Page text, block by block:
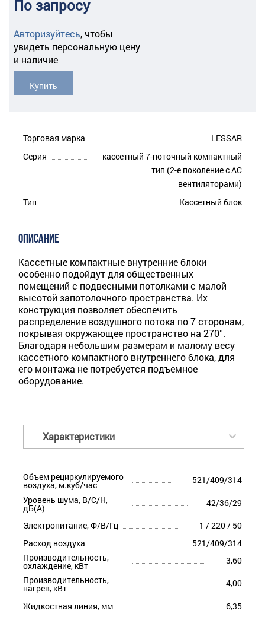
По запросу
Авторизуйтесь, чтобы
увидеть персональную цену
и наличие
Купить
Торговая марка
LESSAR
Серия
кассетный 7-поточный компактный
тип (2-е поколение с AC
вентиляторами)
Тип
Кассетный блок
ОПИСАНИЕ
Кассетные компактные внутренние блоки
особенно подойдут для общественных
помещений с подвесными потолками с малой
высотой запотолочного пространства. Их
конструкция позволяет обеспечить
распределение воздушного потока по 7 сторонам,
покрывая окружающее пространство на 270°.
Благодаря небольшим размерам и малому весу
кассетного компактного внутреннего блока, для
его монтажа не потребуется подъемное
оборудование.
Характеристики
Объем рециркулируемого
воздуха, м.куб/час
521/409/314
Уровень шума, В/С/Н,
дБ(А) 42/36/29
Электропитание, Ф/В/Гц
1 / 220 / 50
Расход воздуха
521/409/314
Производительность,
охлаждение, кВт
3,60
Производительность,
нагрев, кВт 4,00
Жидкостная линия, мм
6,35